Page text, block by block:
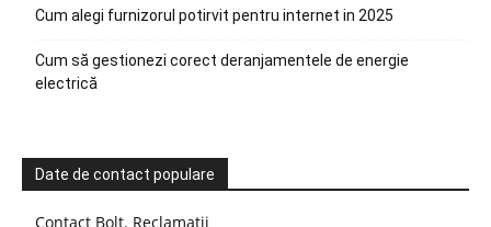
Cum alegi furnizorul potirvit pentru internet in 2025
Cum să gestionezi corect deranjamentele de energie
electrică
Date de contact populare
Contact Bolt. Reclamatii